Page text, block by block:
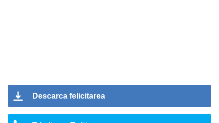
Descarca felicitarea